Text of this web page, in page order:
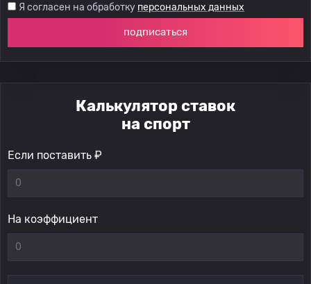
Я согласен на обработку персональных данных
подписаться
Калькулятор ставок
на спорт
Если поставить ₽
На коэффициент